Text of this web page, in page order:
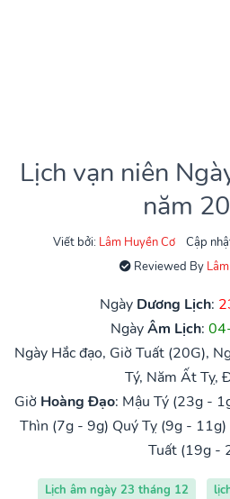
Lịch vạn niên
năm
Viết bởi: Lâm Huyền Cơ
Cập
Reviewed By
Ngày Dương Lịch:
NgàyÂm Lịch:
Ngày Hắc đạo, Giờ Tuất (20G),
Tý, Năm Ất Tỵ,
Giờ Hoàng Đạo: Mậu Tý (23g -
Thìn (7g - 9g) Quý Tỵ (9g - 11g)
Tuất (19g -
Lịch âm ngày 23 tháng 12